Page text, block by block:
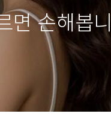
면 손해봅